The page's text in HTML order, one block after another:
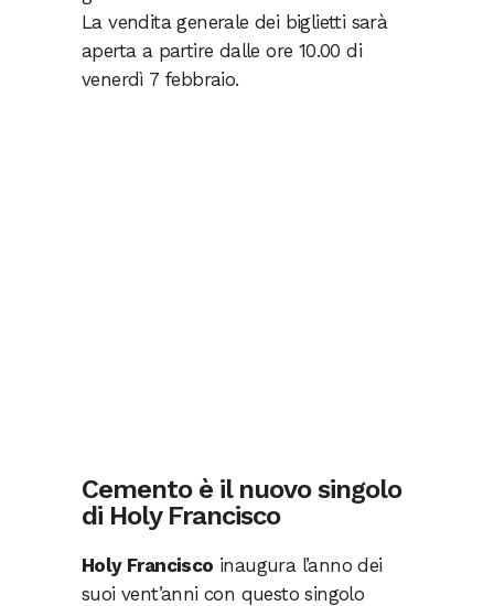
La vendita generale dei biglietti sarà
aperta a partire dalle ore 10.00 di
venerdì 7 febbraio.
Cemento è il nuovo singolo
di Holy Francisco
Holy Francisco inaugura l’anno dei
suoi vent’anni con questo singolo